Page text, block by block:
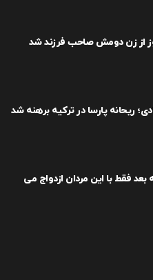
از زن دومش صاحب فرزند شد
ریحانه پارسا در ترکیه برهنه شد
بعد فقط با این مردان ازدواج می